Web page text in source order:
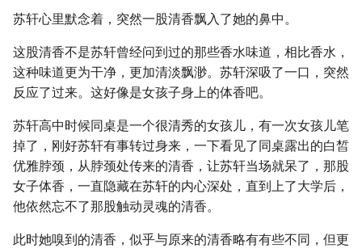
苏轩心里默念着，突然一股清香飘入了她的鼻中。
这股清香不是苏轩曾经问到过的那些香水味道，相比香水，
这种味道更为干净，更加清淡飘渺。苏轩深吸了一口，突然
反应了过来。这好像是女孩子身上的体香吧。
苏轩高中时候同桌是一个很清秀的女孩儿，有一次女孩儿笔
掉了，刚好苏轩有事转过身来，一下看见了同桌露出的白皙
优雅脖颈，从脖颈处传来的清香，让苏轩当场就呆了，那股
女子体香，一直隐藏在苏轩的内心深处，直到上了大学后，
他依然忘不了那股触动灵魂的清香。
此时她嗅到的清香，似乎与原来的清香略有有些不同，但更